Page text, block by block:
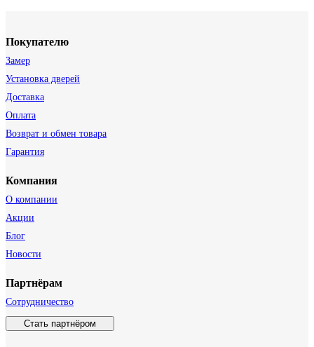
Покупателю
Замер
Установка дверей
Доставка
Оплата
Возврат и обмен товара
Гарантия
Компания
О компании
Акции
Блог
Новости
Партнёрам
Сотрудничество
Стать партнёром